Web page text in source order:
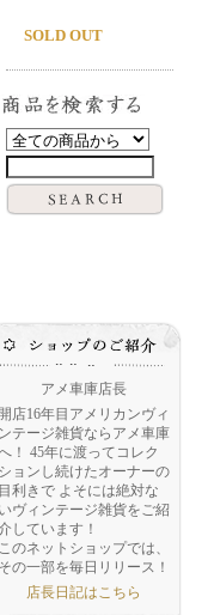
SOLD OUT
アメ車庫店長
店16年目アメリカンヴィ
テージ雑貨ならアメ車庫
！ 45年に渡ってコレク
ョンし続けたオーナーの
利きで よそには絶対な
ヴィンテージ雑貨をご紹
しています！
のネットショップでは、
の一部を毎日リリース！
店長日記はこちら